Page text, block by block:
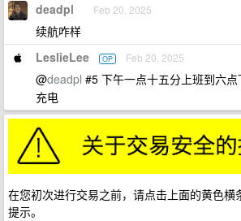
deadpl Feb 20, 2025
续航咋样
LeslieLee OP Feb 20, 2025
@deadpl #5 下午一点十五分上班到六
充电
在您初次进行交易之前，请点击上面的黄色横
提示。